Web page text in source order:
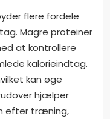
flere fordele
Magre proteiner
at kontrollere
kalorieindtag.
kan øge
hjælper
efter træning,